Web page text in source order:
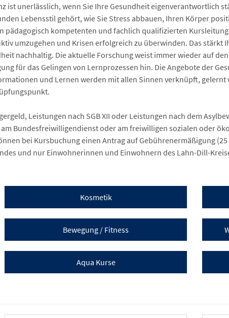
ist unerlässlich, wenn Sie Ihre Gesundheit eigenverantwortlich
Lebensstil gehört, wie Sie Stress abbauen, Ihren Körper
pädagogisch kompetenten und fachlich qualifizierten
umzugehen und Krisen erfolgreich zu überwinden. Das stärkt
nachhaltig. Die aktuelle Forschung weist immer wieder auf
für das Gelingen von Lernprozessen hin. Die Angebote der
und Lernen werden mit allen Sinnen verknüpft,
Leistungen nach SGB XII oder Leistungen nach dem
Bundesfreiwilligendienst oder am freiwilligen sozialen oder
bei Kursbuchung einen Antrag auf Gebührenermäßigung
und nur Einwohnerinnen und Einwohnern des Lahn-Dill-
Kosmetik
Bewegung / Fitness
Aqua Kurse